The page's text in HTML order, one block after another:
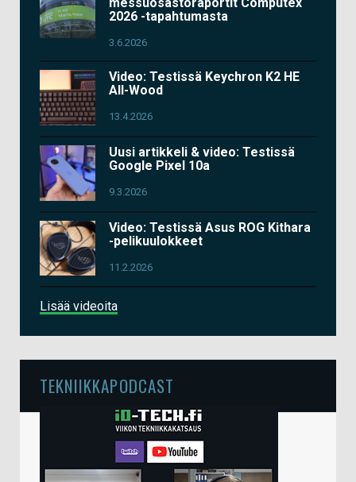
messuosastoraportit Computex
2026 -tapahtumasta
3.6.2026
Video: Testissä Keychron K2 HE
All-Wood
13.4.2026
Uusi artikkeli & video: Testissä
Google Pixel 10a
9.3.2026
Video: Testissä Asus ROG Kithara
-pelikuulokkeet
11.2.2026
Lisää videoita
TEKNIIKKAPODCAST